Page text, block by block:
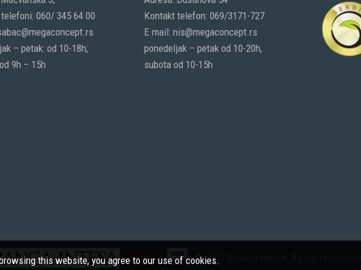
060/ 345 64 00
– petak: od 10-18h;
9h – 15h
Kontakt telefon: 069/3171-727
E mail: nis@megaconcept.rs
ponedeljak – petak od 10-20h,
subota od 10-15h
© 2017 Prodaja tepeta. All rights reserved
this website, you agree to our use of cookies.